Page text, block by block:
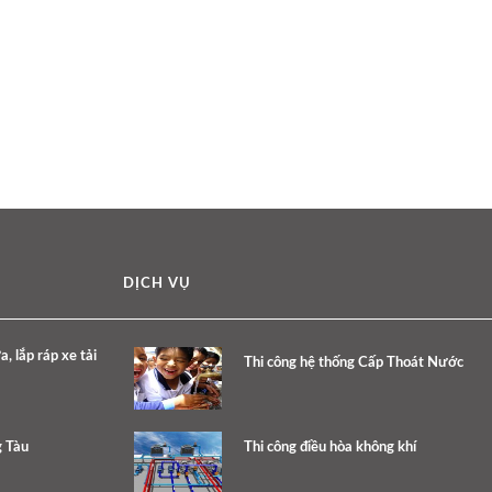
lắp ráp xe tải
Tàu
DỊCH VỤ
Thi công hệ thống Cấp Thoát Nước
Thi công điều hòa không khí